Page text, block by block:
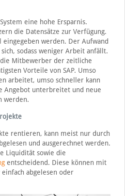
eine hohe Ersparnis.
die Datensätze zur Verfügung.
werden. Der Aufwand
sodass weniger Arbeit anfällt.
Mitbewerber der zeitliche
Vorteile von SAP. Umso
arbeitet, umso schneller kann
Angebot unterbreitet und neue
werden.
rentieren, kann meist nur durch
und ausgerechnet werden.
Liquidität sowie die
entscheidend. Diese können mit
einfach abgelesen oder